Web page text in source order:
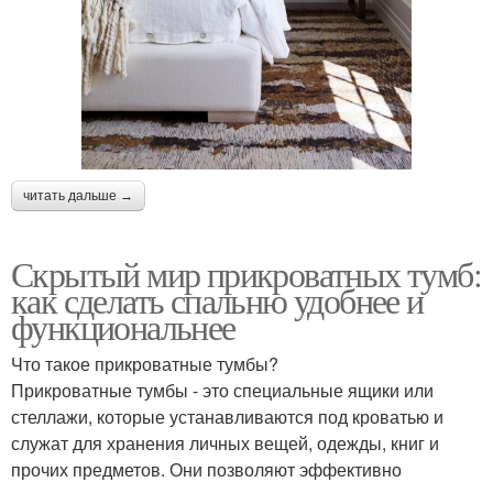
читать дальше →
Скрытый мир прикроватных тумб:
как сделать спальню удобнее и
функциональнее
Что такое прикроватные тумбы?
Прикроватные тумбы - это специальные ящики или
стеллажи, которые устанавливаются под кроватью и
служат для хранения личных вещей, одежды, книг и
прочих предметов. Они позволяют эффективно